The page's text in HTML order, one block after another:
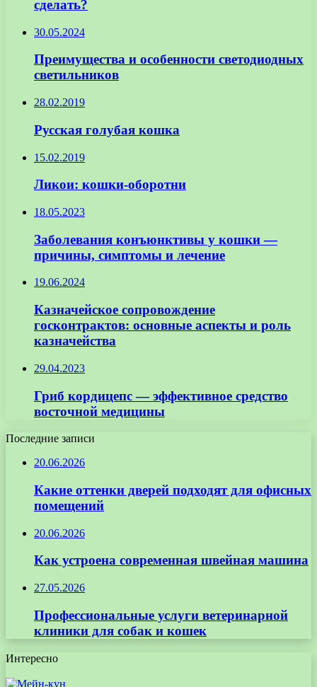
сделать?
30.05.2024
Преимущества и особенности светодиодных
светильников
28.02.2019
Русская голубая кошка
15.02.2019
Ликои: кошки-оборотни
18.05.2023
Заболевания конъюнктивы у кошки —
причины, симптомы и лечение
19.06.2024
Казначейское сопровождение
госконтрактов: основные аспекты и роль
казначейства
29.04.2023
Гриб кордицепс — эффективное средство
восточной медицины
Последние записи
20.06.2026
Какие оттенки дверей подходят для офисных
помещений
20.06.2026
Как устроена современная швейная машина
27.05.2026
Профессиональные услуги ветеринарной
клиники для собак и кошек
Интересно